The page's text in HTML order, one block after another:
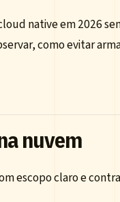
native em 2026
como evitar
nuvem
escopo claro e